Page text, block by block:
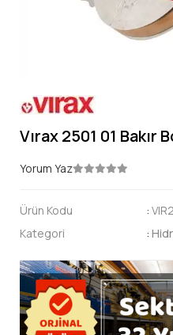
Vırax 2501 01 Bakır
Yorum Yaz
Ürün Kodu :
Kategori
: